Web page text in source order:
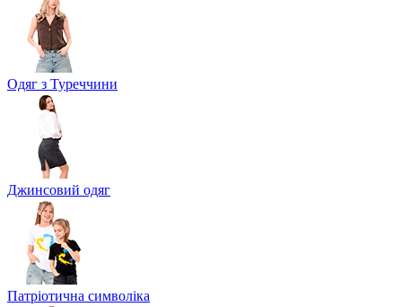
Одяг з Туреччини
Джинсовий одяг
Патріотична символіка